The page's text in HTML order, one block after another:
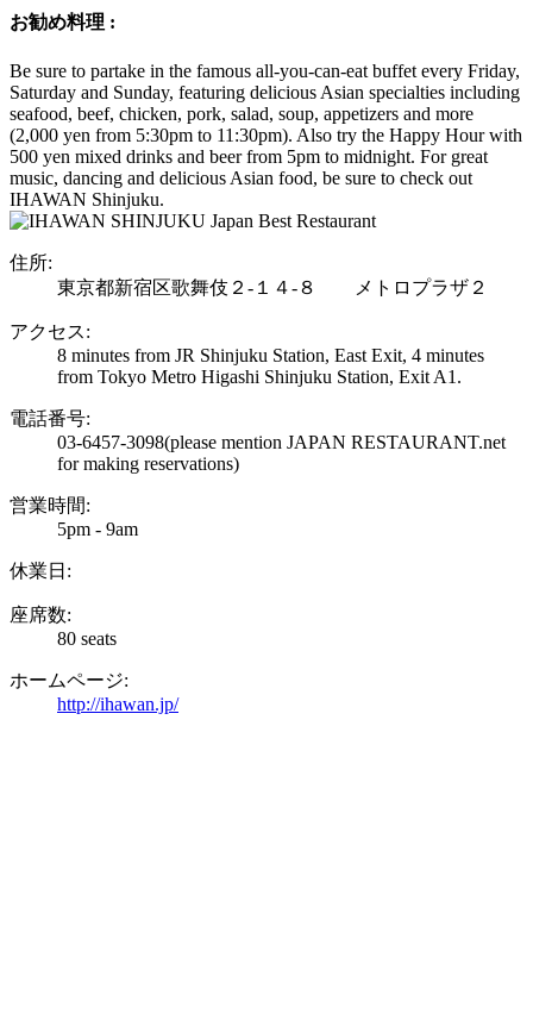
お勧め料理 :
Be sure to partake in the famous all-you-can-eat buffet every Friday,
Saturday and Sunday, featuring delicious Asian specialties including
seafood, beef, chicken, pork, salad, soup, appetizers and more
(2,000 yen from 5:30pm to 11:30pm). Also try the Happy Hour with
500 yen mixed drinks and beer from 5pm to midnight. For great
music, dancing and delicious Asian food, be sure to check out
IHAWAN Shinjuku.
住所:
東京都新宿区歌舞伎２-１４-８ メトロプラザ２
アクセス:
8 minutes from JR Shinjuku Station, East Exit, 4 minutes
from Tokyo Metro Higashi Shinjuku Station, Exit A1.
電話番号:
03-6457-3098(please mention JAPAN RESTAURANT.net
for making reservations)
営業時間:
5pm - 9am
休業日:
座席数:
80 seats
ホームページ:
http://ihawan.jp/